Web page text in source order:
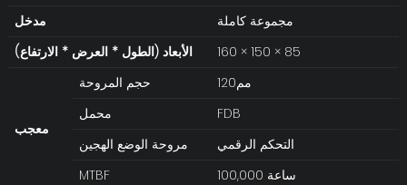
مدخل
مجموعة كاملة
الأبعاد (الطول * العرض * الارتفاع)
160 × 150 × 85
معجب
حجم المروحة
مم120
محمل
FDB
مروحة الوضع الهجين
التحكم الرقمي
MTBF
100,000 ساعة